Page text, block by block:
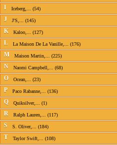
I Iceberg,... (54)
J J'S,... (145)
K Kaloo,... (127)
L La Maison De La Vanille,... (176)
M Maison Martin,... (225)
N Naomi Campbell,... (68)
O Ocean,... (23)
P Paco Rabanne,... (136)
Q Quiksilver,... (1)
R Ralph Lauren,... (117)
S S. Oliver,... (184)
T Taylor Swift,... (108)